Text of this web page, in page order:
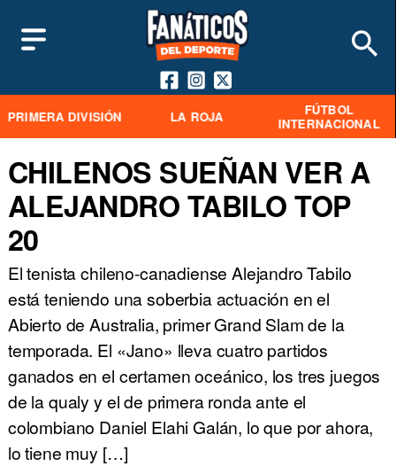
PRIMERA DIVISIÓN LA ROJA
FÚTBOL
INTERNACIONAL
CHILENOS SUEÑAN VER A
ALEJANDRO TABILO TOP
20
El tenista chileno-canadiense Alejandro Tabilo
está teniendo una soberbia actuación en el
Abierto de Australia, primer Grand Slam de la
temporada. El «Jano» lleva cuatro partidos
ganados en el certamen oceánico, los tres juegos
de la qualy y el de primera ronda ante el
colombiano Daniel Elahi Galán, lo que por ahora,
lo tiene muy […]